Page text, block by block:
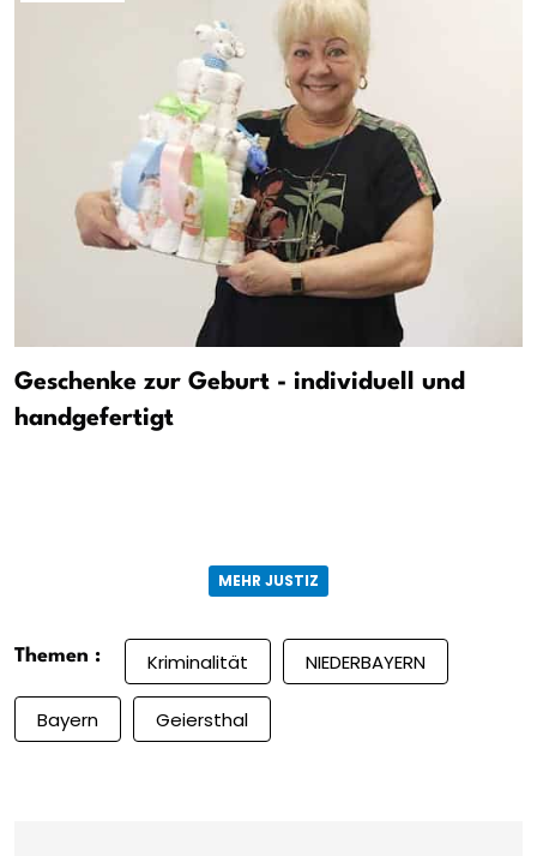
Geschenke zur Geburt - individuell und
handgefertigt
MEHR JUSTIZ
Themen : Kriminalität NIEDERBAYERN
Bayern Geiersthal